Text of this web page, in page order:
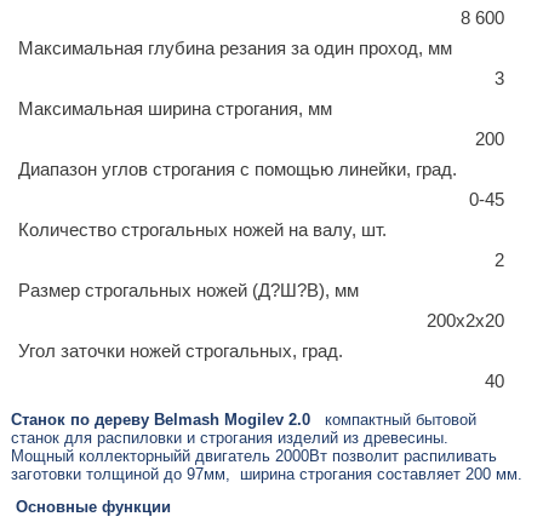
8 600
Максимальная глубина резания за один проход, мм
3
Максимальная ширина строгания, мм
200
Диапазон углов строгания с помощью линейки, град.
0-45
Количество строгальных ножей на валу, шт.
2
Размер строгальных ножей (Д?Ш?В), мм
200х2х20
Угол заточки ножей строгальных, град.
40
Станок по дереву Belmash Mogilev 2.0компактный бытовой
станокдля распиловки и строгания изделий из древесины.
Мощный коллекторныйй двигатель 2000Вт позволит распиливать
заготовки толщиной до 97мм, ширина строгания составляет 200 мм.
Основные функции